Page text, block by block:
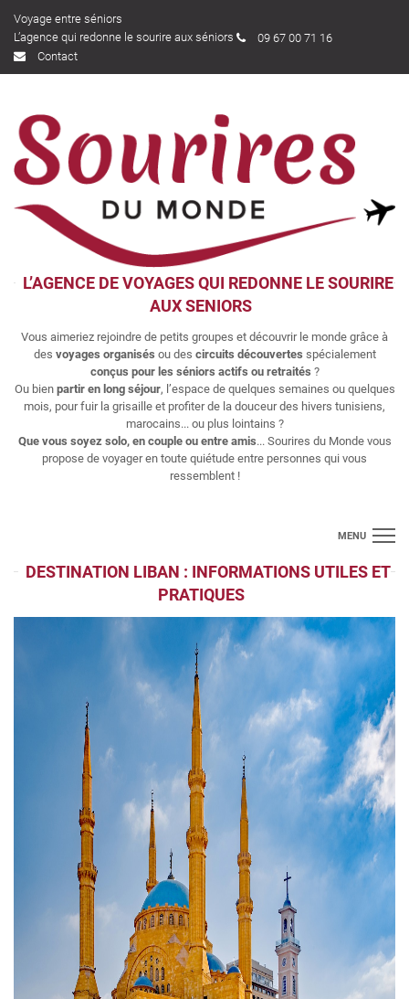
Voyage entre séniors
L’agence qui redonne le sourire aux séniors
09 67 00 71 16
Contact
L’AGENCE DE VOYAGES QUI REDONNE LE SOURIRE
AUX SENIORS
Vous aimeriez rejoindre de petits groupes et découvrir le monde grâce à
des voyages organisés ou des circuits découvertes spécialement
conçus pour les séniors actifs ou retraités ?
Ou bien partir en long séjour, l’espace de quelques semaines ou quelques
mois, pour fuir la grisaille et profiter de la douceur des hivers tunisiens,
marocains... ou plus lointains ?
Que vous soyez solo, en couple ou entre amis... Sourires du Monde vous
propose de voyager en toute quiétude entre personnes qui vous
ressemblent !
MENU
Croisières
Longs séjours
Voyages regroupés
DESTINATION LIBAN : INFORMATIONS UTILES ET
PRATIQUES